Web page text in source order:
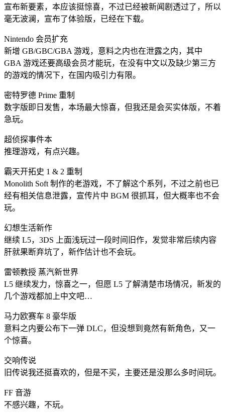
宣布新要素，本应该挺惊喜，不过已经被新闻剧透过了，所以
毫无波澜，宣布了体验版，已经在下载。
Nintendo 会员扩充
新增 GB/GBC/GBA 游戏，意料之内也在泄露之内，其中
GBA 游戏还要高级会员才能玩，在没有中文以及缺少第三方
的游戏的情况下，在国内吸引力有限。
密特罗德 Prime 重制
数字版即日发售，本场最大惊喜，但我还是会买实体版，不着
急玩。
超侦探事件本
推理游戏，有点兴趣。
霸天开拓史 1 & 2 重制
Monolith Soft 制作的老游戏，不了解这个系列，不过之前也已
经有相关信息泄露，宣传片中 BGM 很抓耳，但大概率也不会
玩。
幻想生活新作
继续 L5，3DS 上面浅玩过一段时间旧作，发觉非常后续内容
肝就果断弃坑了，新作估计也不会玩。
雷顿教授 蒸汽新世界
L5 继续发力，惊喜之一，但愿 L5 了解清楚市场情况，新发的
几个游戏都加上中文吧…
马力欧赛车 8 豪华版
意料之内要公布下一弹 DLC，但没想到竟然有新角色，又一
个惊喜。
交响传说
旧传说我还挺喜欢的，但是不买，主要还是没那么多时间玩。
FF 音游
不感兴趣，不玩。